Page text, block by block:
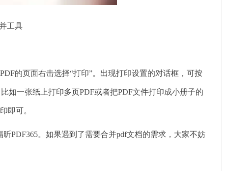
工具
的页面右击选择“打印”。出现打印设置的对话框，可按
如一张纸上打印多页PDF或者把PDF文件打印成小册子的
即可。
PDF365。如果遇到了需要合并pdf文档的需求，大家不妨